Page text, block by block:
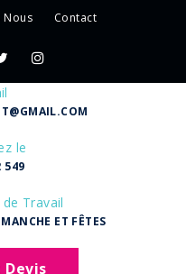
Nous Contact
le
549
Travail
ET FÊTES
Devis